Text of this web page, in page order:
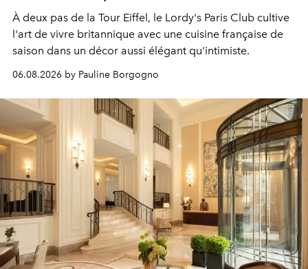
À deux pas de la Tour Eiffel, le Lordy's Paris Club cultive
l'art de vivre britannique avec une cuisine française de
saison dans un décor aussi élégant qu'intimiste.
06.08.2026 by Pauline Borgogno